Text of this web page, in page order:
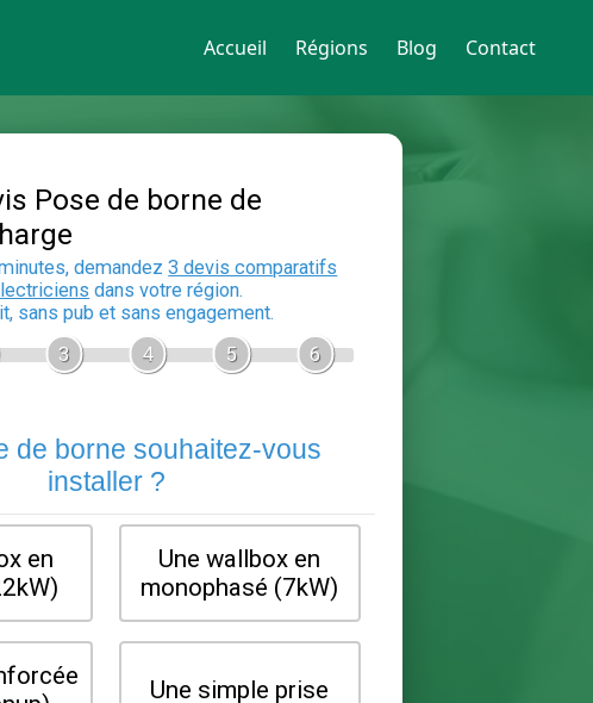
Accueil Régions Blog Contact
recharge
En 5 minutes, demandez
auxelectriciensdans votre région.
Gratuit, sans pub et sans engagement.
Quel type de borne souhaitez-
installer ?
Une wallbox en